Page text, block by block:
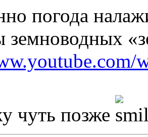
погода
земноводных
чуть позже